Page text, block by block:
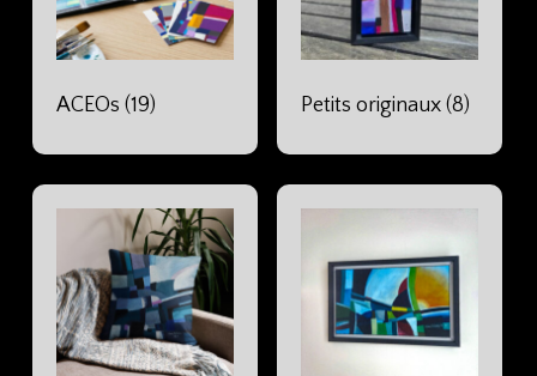
ACEOs (19) Petits originaux(8)